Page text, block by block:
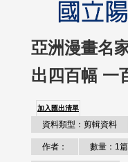
亞洲漫畫名
出四百幅 一
加入匯出清單
資料類型：剪輯資料
作者： 數量：1篇